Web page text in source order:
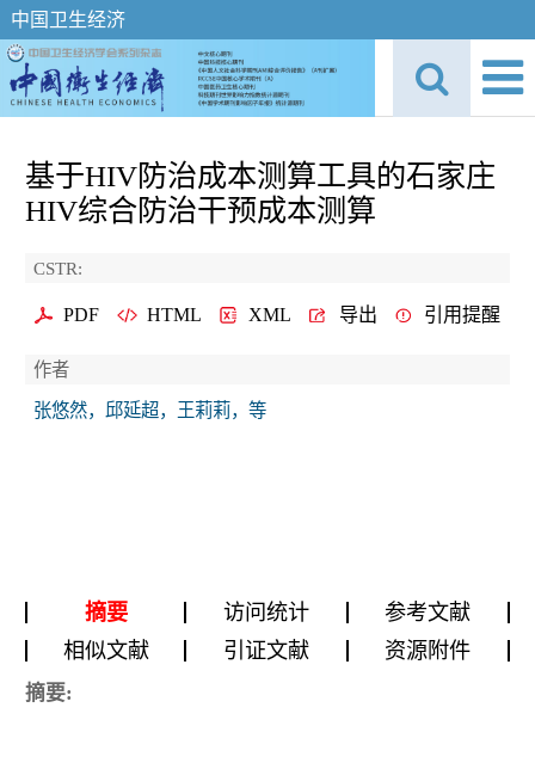
中国卫生经济
基于HIV防治成本测算工具的石家庄
HIV综合防治干预成本测算
CSTR:
PDF HTML XML 导出 引用提醒
作者
张悠然，邱延超，王莉莉，等
摘要 访问统计
参考文献
相似文献
引证文献 资源附件
摘要: